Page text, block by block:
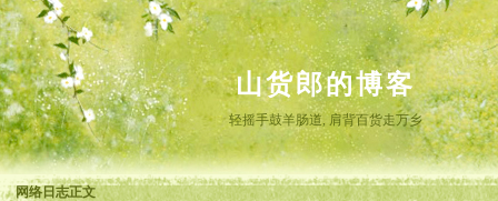
山货郎的博客
轻摇手鼓羊肠道, 肩背百货走万乡
网络日志正文